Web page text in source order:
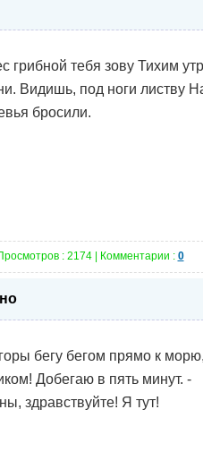
грибной тебя зову Тихим
Видишь, под ноги листву
бросили.
: 2174 | Комментарии : 0
бегу бегом прямо к
Добегаю в пять минут. -
здравствуйте! Я тут!